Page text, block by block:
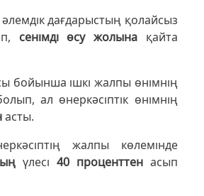
дағдарыстың қолайсыз
сенімді өсу жолынақайта
бойынша ішкі жалпы өнімнің
ал өнеркәсіптік өнімнің
асты.
жалпы көлемінде
үлесі 40 проценттенасып